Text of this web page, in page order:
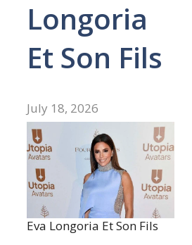
Longoria
Et Son Fils
July 18, 2026
Eva Longoria Et Son Fils